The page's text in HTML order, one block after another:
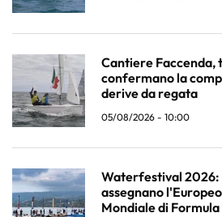
Cantiere
confermano la
derive da regata
05/08/2026 - 10:00
Waterfestival 2026:
assegnano
Mondiale di